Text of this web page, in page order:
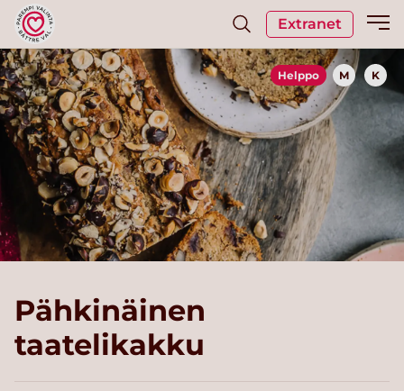
Extranet
Helppo M K
Pähkinäinen
taatelikakku